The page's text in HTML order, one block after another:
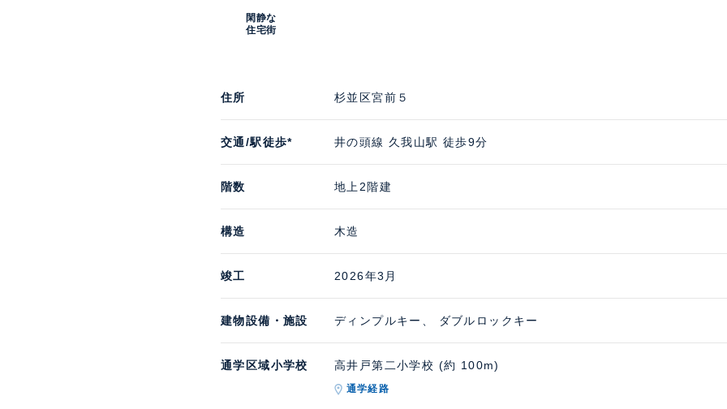
閑静な
住宅街
住所 杉並区宮前５
交通/駅徒歩* 井の頭線 久我山駅 徒歩9分
階数 地上2階建
構造 木造
竣工 2026年3月
建物設備・施設 ディンプルキー、 ダブルロックキー
通学区域小学校 高井戸第二小学校 (約 100m)
通学経路